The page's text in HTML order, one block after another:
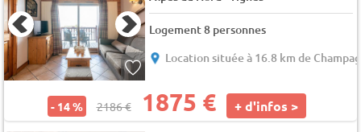
Logement 8 personnes
Location située à 16.8 km de
- 14 % 2186 € 1875 € + d'infos >